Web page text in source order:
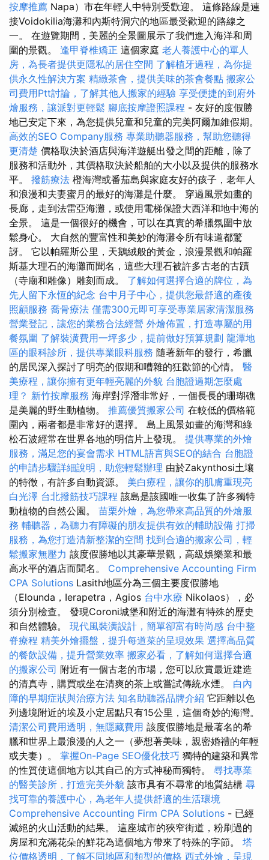
按摩推薦 Napa）市在年輕人中特別受歡迎。 這條路線是連
接Voidokilia海灘和內斯特洞穴的地區最受歡迎的路線之
一。 在遊覽期間，美麗的全景圖展示了我們進入海洋和周
圍的景觀。 逢甲脊椎矯正 這個家庭 老人養護中心的單人
房，為長者提供更隱私的居住空間 了解植牙過程，為你提
供永久性解決方案 精緻茶會，提供美味的茶會餐點 搬家公
司費用Ptt討論，了解其他人搬家的經驗 享受便捷的到府外
燴服務，讓派對更輕鬆 腳底按摩證照課程 - 友好的度假勝
地已安定下來，為您提供兒童和兒童的完美阿爾加維假期。
高效的SEO Company服務 專業助聽器服務，幫助您聽得
更清楚 價格取決於酒店與海洋遊艇出發之間的距離，除了
服務和活動外，其價格取決於船舶的大小以及提供的服務水
平。 撥筋療法 橙海灣或番茄島與家庭友好的孩子，老年人
和浪漫和夫妻蜜月的最好的海灘是什麼。 穿過風景如畫的
長廊，走到法雷亞海灘，或使用電梯保證大西洋和地中海的
全景。 這是一個很好的機會，可以在真實的希臘氛圍中放
鬆身心。 大自然的豐富性和美妙的海灘令所有味道都驚
訝。 它以帕羅斯公里，天鵝絨般的黃金，浪漫景觀和帕羅
斯基大理石的海灘而聞名，這些大理石被許多古老的古蹟
（寺廟和雕像）雕刻而成。 了解如何選擇合適的牌位，為
先人留下永恆的紀念 台中月子中心，提供您最舒適的產後
照顧服務 喬骨療法 僅需300元即可享受專業居家清潔服務
營業登記，讓您的業務合法經營 外燴佈置，打造專屬的用
餐氛圍 了解裝潢費用一坪多少，提前做好預算規劃 龍潭地
區的眼科診所，提供專業眼科服務 隨著新年的發行，希臘
的居民深入探討了明亮的假期和嘈雜的狂歡節的心情。 醫
美療程，讓你擁有更年輕亮麗的外貌 台胞證過期怎麼處
理？ 新竹按摩服務 海岸對浮潛非常好，一個長長的珊瑚礁
是美麗的野生動植物。 推薦優質搬家公司 在較低的價格範
圍內，兩者都是非常好的選擇。 島上風景如畫的海灣和綠
松石波經常在世界各地的明信片上發現。 提供專業的外燴
服務，滿足您的宴會需求 HTML語言與SEO的結合 台胞證
的申請步驟詳細說明，助您輕鬆辦理 由於Zakynthosi土壤
的特徵，有許多自動資源。 美白療程，讓你的肌膚重現亮
白光澤 台北撥筋技巧課程 該島是該國唯一收集了許多獨特
動植物的自然公園。 苗栗外燴，為您帶來高品質的外燴服
務 輔聽器，為聽力有障礙的朋友提供有效的輔助設備 打掃
服務，為您打造清新整潔的空間 找到合適的搬家公司，輕
鬆搬家無壓力 該度假勝地以其豪華景觀，高級娛樂業和最
高水平的酒店而聞名。 Comprehensive Accounting Firm
CPA Solutions Lasith地區分為三個主要度假勝地
（Elounda，Ierapetra，Agios 台中水療 Nikolaos），必
須分別檢查。 發現Coroni城堡和附近的海灘有特殊的歷史
和自然體驗。 現代風裝潢設計，簡單卻富有時尚感 台中整
脊療程 精美外燴擺盤，提升每道菜的呈現效果 選擇高品質
的餐飲設備，提升營業效率 搬家必看，了解如何選擇合適
的搬家公司 附近有一個古老的市場，您可以欣賞最近建造
的清真寺，購買或坐在清爽的茶上或嘗試傳統水煙。 白內
障的早期症狀與治療方法 知名助聽器品牌介紹 它距離以色
列邊境附近的埃及小定居點只有15公里，這個奇妙的海灣。
清潔公司費用透明，無隱藏費用 該度假勝地是最著名的希
臘和世界上最浪漫的人之一（夢想著美味，親密婚禮的年輕
或夫妻）。 掌握On-Page SEO優化技巧 獨特的建築和異常
的性質使這個地方以其自己的方式神秘而獨特。 尋找專業
的醫美診所，打造完美外貌 該市具有不尋常的地質結構 尋
找可靠的養護中心，為老年人提供舒適的生活環境
Comprehensive Accounting Firm CPA Solutions - 已經
滅絕的火山活動的結果。 這座城市的狹窄街道，粉刷過的
房屋和充滿花朵的鮮花為這個地方帶來了特殊的字節。 塔
位價格透明，了解不同地區和類型的價格 西式外燴，呈現